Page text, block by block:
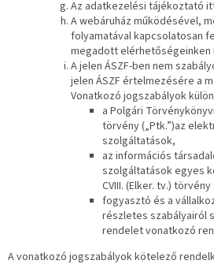
Az adatkezelési tájékoztató
A webáruház működésével,
folyamatával kapcsolatosan
megadott
A jelen ÁSZF-ben nem
jelen ÁSZF értelmezésére a
Vonatkozó jogszabályok
a Polgári
törvény („Ptk.”)az
szolgáltatások,
az információs
szolgáltatások egyes
CVIII. (Elker. tv.) törvény
fogyasztó és a
részletes szabályairól
rendelet vonatkozó
A vonatkozó jogszabályok kötelező